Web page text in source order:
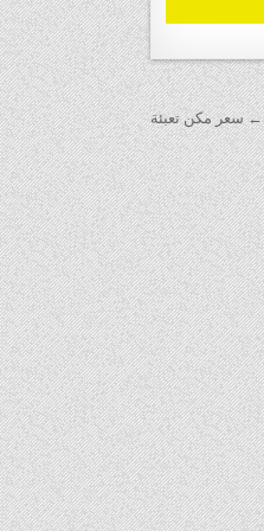
← سعر مكن تعبئة